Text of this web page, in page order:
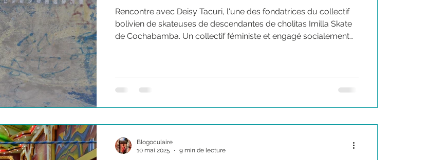
Rencontre avec Deisy Tacuri, l'une des fondatrices du collectif
bolivien de skateuses de descendantes de cholitas Imilla Skate
de Cochabamba. Un collectif féministe et engagé socialement
Blogoculaire
10 mai 2025
9 min de lecture